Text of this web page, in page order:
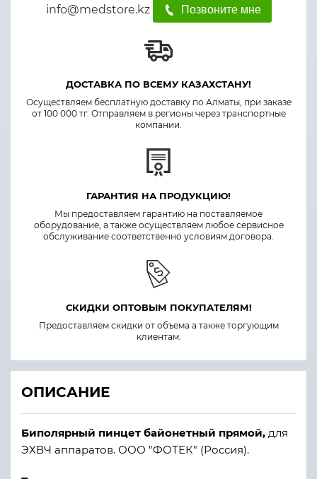
info@medstore.kz Позвоните мне
ДОСТАВКА ПО ВСЕМУ КАЗАХСТАНУ!
Осуществляем бесплатную доставку по Алматы, при заказе
от 100 000 тг. Отправляем в регионы через транспортные
компании.
ГАРАНТИЯ НА ПРОДУКЦИЮ!
Мы предоставляем гарантию на поставляемое
оборудование, а также осуществляем любое сервисное
обслуживание соответственно условиям договора.
СКИДКИ ОПТОВЫМ ПОКУПАТЕЛЯМ!
Предоставляем скидки от объема а также торгующим
клиентам.
ОПИСАНИЕ
Биполярный пинцет байонетный прямой, для
ЭХВЧ аппаратов. ООО "ФОТЕК" (Россия).